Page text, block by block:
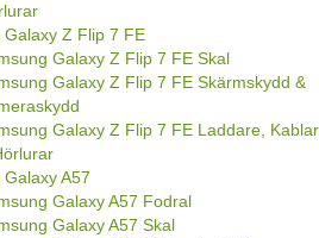
Galaxy Z Flip 7 FE
Galaxy Z Flip 7 FE Skal
Galaxy Z Flip 7 FE Skärmskydd &
Galaxy Z Flip 7 FE Laddare, Kablar
A57
Galaxy A57 Fodral
Galaxy A57 Skal